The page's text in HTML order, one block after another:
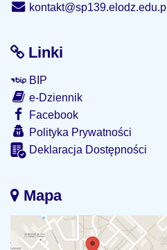
kontakt@sp139.elodz.edu.pl
Linki
BIP
e-Dziennik
Facebook
Polityka Prywatności
Deklaracja Dostępności
Mapa